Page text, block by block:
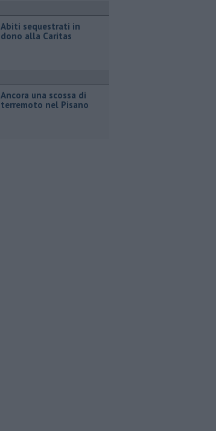
Abiti sequestrati in
dono alla Caritas
Ancora una scossa di
terremoto nel Pisano